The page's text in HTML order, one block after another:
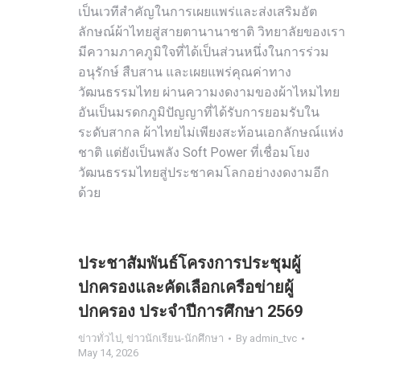
เป็นเวทีสำคัญในการเผยแพร่และส่งเสริมอัต
ลักษณ์ผ้าไทยสู่สายตานานาชาติ วิทยาลัยของเรา
มีความภาคภูมิใจที่ได้เป็นส่วนหนึ่งในการร่วม
อนุรักษ์ สืบสาน และเผยแพร่คุณค่าทาง
วัฒนธรรมไทย ผ่านความงดงามของผ้าไหมไทย
อันเป็นมรดกภูมิปัญญาที่ได้รับการยอมรับใน
ระดับสากล ผ้าไทยไม่เพียงสะท้อนเอกลักษณ์แห่ง
ชาติ แต่ยังเป็นพลัง Soft Power ที่เชื่อมโยง
วัฒนธรรมไทยสู่ประชาคมโลกอย่างงดงามอีก
ด้วย
ประชาสัมพันธ์โครงการประชุมผู้
ปกครองและคัดเลือกเครือข่ายผู้
ปกครอง ประจำปีการศึกษา 2569
ข่าวทั่วไป, ข่าวนักเรียน-นักศึกษา By admin_tvc
May 14, 2026